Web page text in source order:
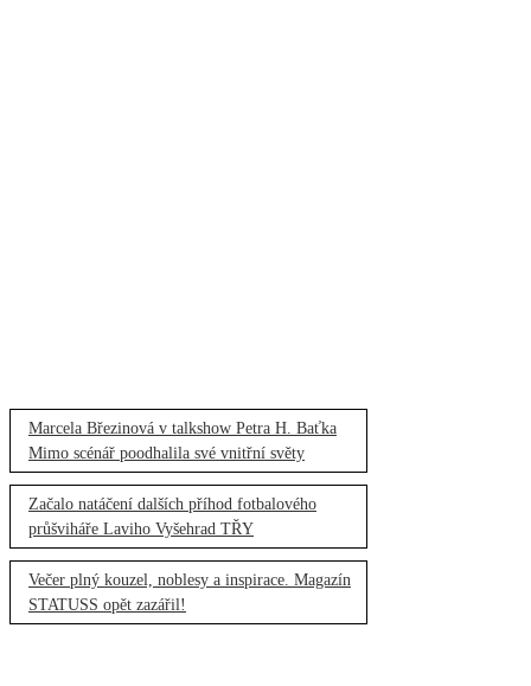
Marcela Březinová v talkshow Petra H. Baťka
Mimo scénář poodhalila své vnitřní světy
Začalo natáčení dalších příhod fotbalového
průšviháře Laviho Vyšehrad TŘY
Večer plný kouzel, noblesy a inspirace. Magazín
STATUSS opět zazářil!